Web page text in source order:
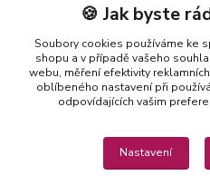
775 435 591
(Po-Pá, 8-20 hod.)
misajakubcova@seznam.cz
🍪 Jak byste
Soubory cookies používáme ke
shopu a v případě vašeho
webu, měření efektivity
oblíbeného nastavení při
odpovídajících vašim
Nastavení